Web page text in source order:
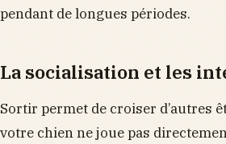
pendant de longues périodes.
La socialisation et les
Sortir permet de croiser d’autres
votre chien ne joue pas